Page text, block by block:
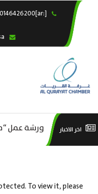
[:ar]966146426200+[:en]+966 0146426200[:] ×
اخر الاخبار
ورشة عمل
To view it, please